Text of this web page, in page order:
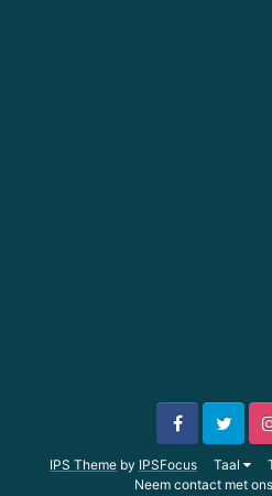
IPS Theme by IPSFocus Taal
Neem contact met